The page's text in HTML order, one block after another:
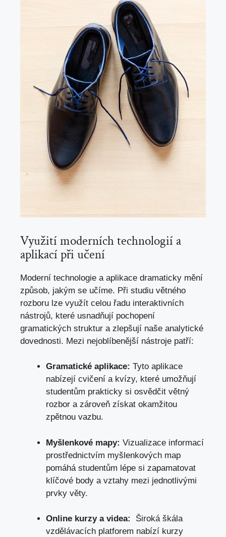
Využití moderních technologií a
aplikací při učení
Moderní technologie a aplikace dramaticky mění
způsob, jakým se učíme. Při‍ studiu větného
rozboru lze využít celou řadu interaktivních
nástrojů, které usnadňují pochopení
gramatických struktur a zlepšují naše analytické
dovednosti. ‍Mezi nejoblíbenější nástroje patří:
Gramatické ⁤aplikace: Tyto aplikace⁢
nabízejí cvičení a kvízy, které umožňují
studentům‌ prakticky si osvědčit větný
rozbor a zároveň získat okamžitou
zpětnou vazbu.
Myšlenkové mapy: Vizualizace informací⁢
prostřednictvím myšlenkových map
pomáhá studentům lépe si zapamatovat
klíčové body a vztahy mezi jednotlivými
prvky věty.
Online ‍kurzy a videa:
​ Široká škála
vzdělávacích platforem nabízí kurzy